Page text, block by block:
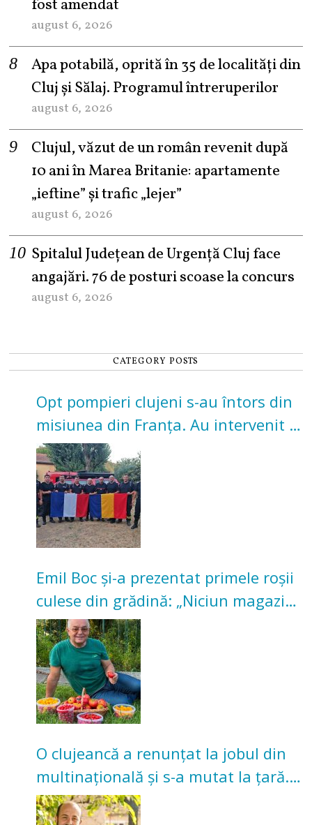
fost amendat
august 6, 2026
Apa potabilă, oprită în 35 de localități din
Cluj și Sălaj. Programul întreruperilor
august 6, 2026
Clujul, văzut de un român revenit după
10 ani în Marea Britanie: apartamente
„ieftine” și trafic „lejer”
august 6, 2026
Spitalul Județean de Urgență Cluj face
angajări. 76 de posturi scoase la concurs
august 6, 2026
CATEGORY POSTS
Opt pompieri clujeni s-au întors din
misiunea din Franța. Au intervenit la
incendii de vegetație și pădure
Emil Boc și-a prezentat primele roșii
culese din grădină: „Niciun magazin
nu poate oferi această satisfacție”
O clujeancă a renunțat la jobul din
multinațională și s-a mutat la țară.
Acum cultivă legume în grădina